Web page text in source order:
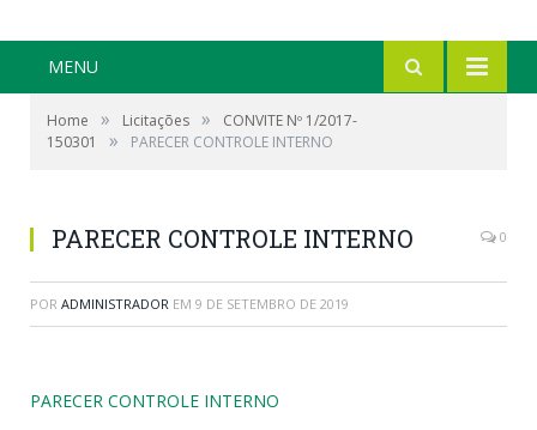
MENU
Home » Licitações »
CONVITE Nº 1/2017-
150301
» PARECER CONTROLE INTERNO
PARECER CONTROLE INTERNO 0
POR ADMINISTRADOR EM 9 DE SETEMBRO DE 2019
PARECER CONTROLE INTERNO